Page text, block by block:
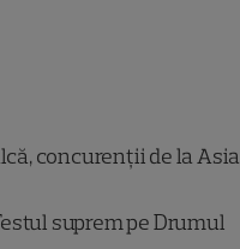
concurenții de la Asia
suprem pe Drumul